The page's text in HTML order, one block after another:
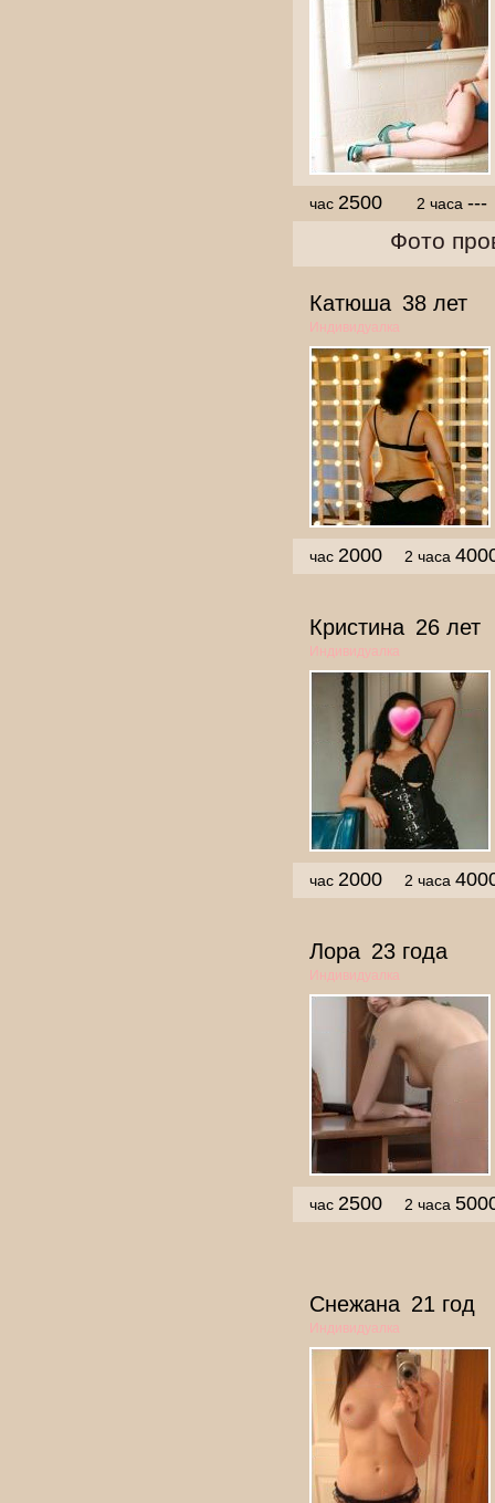
час 2500 2 часа ---
Фото
Катюша 38 лет
Индивидуалка
час 2000 2 часа
Кристина 26 лет
Индивидуалка
час 2000 2 часа
Лора 23 года
Индивидуалка
час 2500 2 часа
Снежана 21 год
Индивидуалка